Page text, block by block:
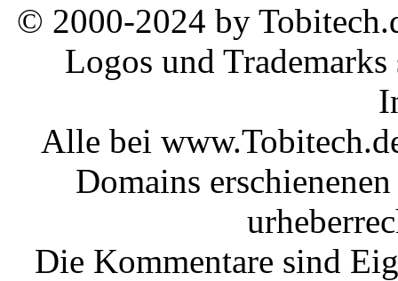
© 2000-2024 by
Logos und
Alle bei
Domains
Die Kommentare sind